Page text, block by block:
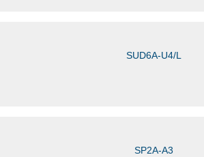
SUD6A-U4/L
SP2A-A3